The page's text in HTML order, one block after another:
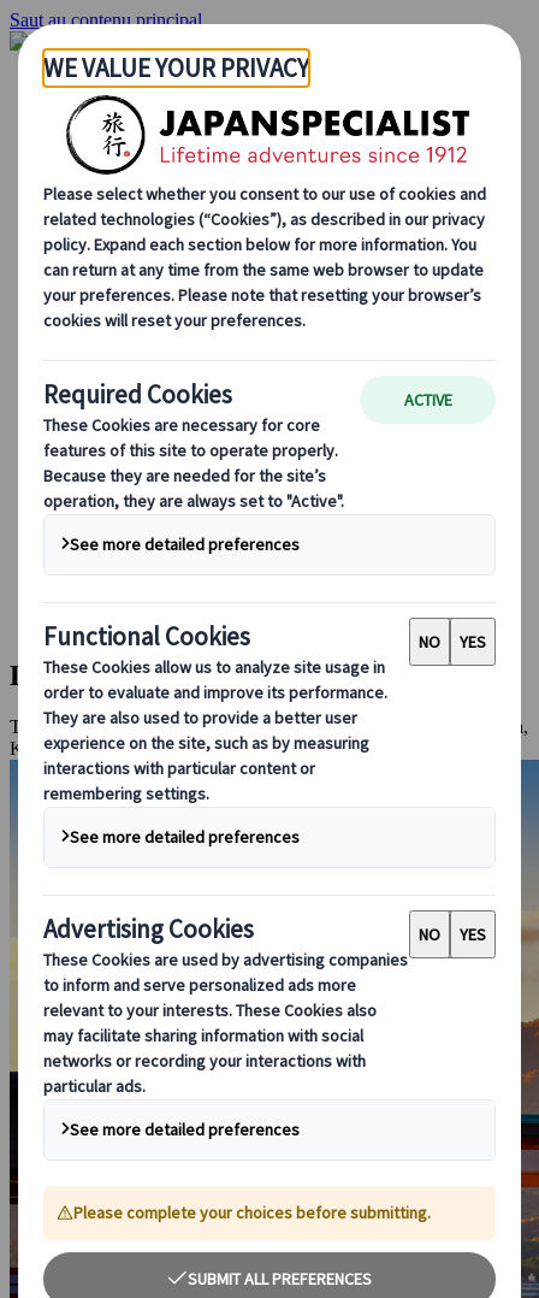
Saut au contenu principal
Accueil
Voyages
Circuits individuels
Circuits en groupe
Circuits autotours
Excursions
Voyages de groupe sur mesure
Japan Rail Pass
Découvrez notre travail
Qui sommes-nous ?
Notre équipe
Rejoignez notre équipe
Le Japon au fil des saisons
Les incontournables du Japon
La culture japonaise
La gastronomie japonaise
Explorer le Japon en train
Questions fréquentes
Informations utiles
Règles du savoir-vivre au Japon
Conduire au Japon
Réserver avec nous
Japan Rail Pass
Hébergement
Consultation en ligne
Les incontournables du Japon
Tokyo, Miyajima, Nikko, Himeji, Mont Fuji, Hiroshima, Kamakura,
Kyoto, Nara, Uji, Hakone